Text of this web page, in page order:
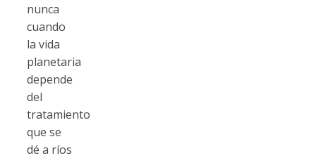
nunca
cuando
la vida
planetaria
depende
del
tratamiento
que se
dé a ríos